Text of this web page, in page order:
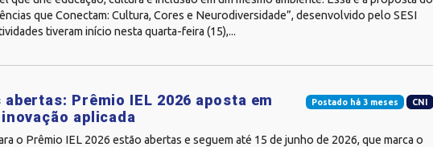
que Conectam: Cultura, Cores e Neurodiversidade”, desenvolvido pelo SESI
tiveram início nesta quarta-feira (15),...
Postado há 3 meses CNI
Prêmio IEL 2026 aposta em
aplicada
o Prêmio IEL 2026 estão abertas e seguem até 15 de junho de 2026, que marca o